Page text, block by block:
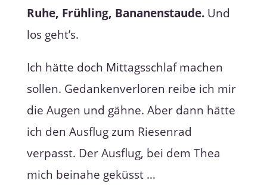
Ruhe, Frühling, Bananenstaude. Und
los geht’s.
Ich hätte doch Mittagsschlaf machen
sollen. Gedankenverloren reibe ich mir
die Augen und gähne. Aber dann hätte
ich den Ausflug zum Riesenrad
verpasst. Der Ausflug, bei dem Thea
mich beinahe geküsst …